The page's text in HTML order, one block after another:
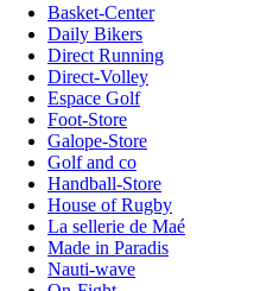
Basket-Center
Daily Bikers
Direct Running
Direct-Volley
Espace Golf
Foot-Store
Galope-Store
Golf and co
Handball-Store
House of Rugby
La sellerie de Maé
Made in Paradis
Nauti-wave